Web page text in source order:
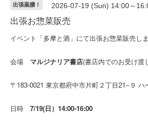
出張薬膳！ 2026-07-19 (Sun) 14:00～
出張お惣菜販売
イベント「多摩と酒」にて出張お惣菜販売しま
会場 マルジナリア書店(書店内でのお受け渡
〒183-0021 東京都府中市片町２丁目21−９
日時 7/19(日）14:00-16:00